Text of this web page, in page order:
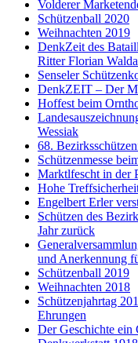
Volderer
Schützenball 2020
Weihnachten 2019
DenkZeit des
Ritter Florian
Senseler
DenkZEIT – Der
Hoffest beim
Wessiak
68.
Schützenmesse
Marktlfescht in der
Hohe
Engelbert Erler
Schützen des
Jahr zurück
und Anerkennung
Schützenball 2019
Weihnachten 2018
Schützenjahrtag
Ehrungen
Der Geschichte ein